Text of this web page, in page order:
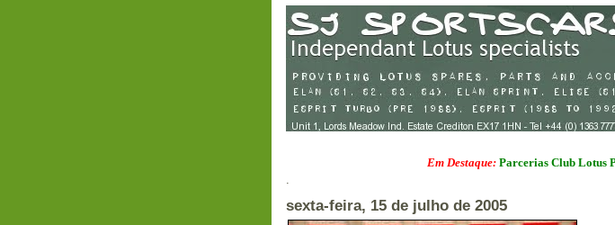
Em Destaque:Parcerias Club Lotus Portugal
sexta-feira, 15 de julho de 2005